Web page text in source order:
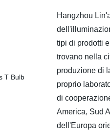
Hangzhou
tipi di prodotti
trovano nella
produzione di
proprio
di
America, Sud
dell'Europa